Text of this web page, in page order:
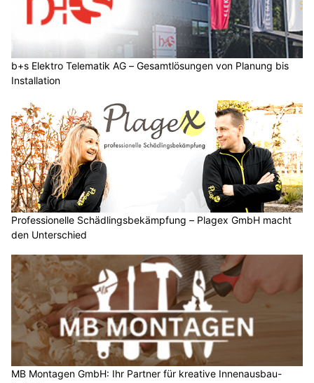
b+s Elektro Telematik AG – Gesamtlösungen von Planung bis
Installation
Professionelle Schädlingsbekämpfung – Plagex GmbH macht
den Unterschied
MB Montagen GmbH: Ihr Partner für kreative Innenausbau-